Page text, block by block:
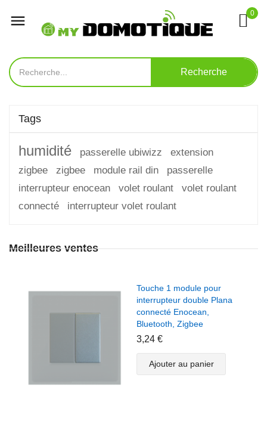
 0
Recherche
Tags
humidité passerelle ubiwizz
extension
zigbee
zigbee module rail din
passerelle
interrupteur enocean
volet roulant
volet roulant
connecté
interrupteur volet roulant
Meilleures ventes
Touche 1 module pour
interrupteur double Plana
connecté Enocean,
Bluetooth, Zigbee
3,24 €
Ajouter au panier